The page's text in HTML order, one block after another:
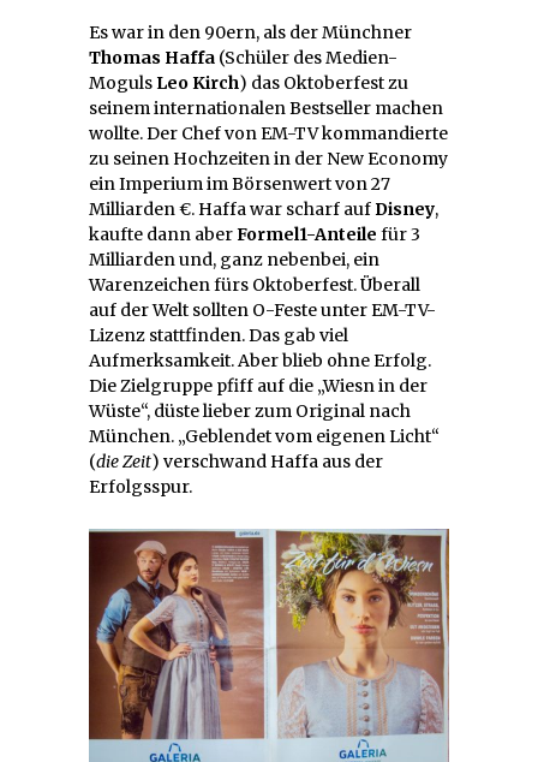
Es war in den 90ern, als der Münchner
Thomas Haffa (Schüler des Medien-
Moguls Leo Kirch) das Oktoberfest zu
seinem internationalen Bestseller machen
wollte. Der Chef von EM-TV kommandierte
zu seinen Hochzeiten in der New Economy
ein Imperium im Börsenwert von 27
Milliarden €. Haffa war scharf aufDisney,
kaufte dann aberFormel1-Anteile für 3
Milliarden und, ganz nebenbei, ein
Warenzeichen fürs Oktoberfest. Überall
auf der Welt sollten O-Feste unter EM-TV-
Lizenz stattfinden. Das gab viel
Aufmerksamkeit. Aber blieb ohne Erfolg.
Die Zielgruppe pfiff auf die „Wiesn in der
Wüste“, düste lieber zum Original nach
München. „Geblendet vom eigenen Licht“
(die Zeit) verschwand Haffa aus der
Erfolgsspur.